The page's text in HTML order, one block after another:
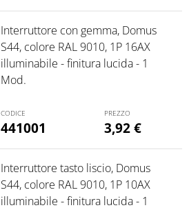
441001
Interruttore con gemma, Domus
S44, colore RAL 9010, 1P 16AX
illuminabile - finitura lucida - 1
Mod.
3,92€
Interruttore tasto liscio, Domus
S44, colore RAL 9010, 1P 10AX
illuminabile - finitura lucida - 1